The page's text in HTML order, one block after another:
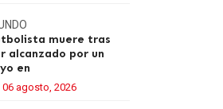
muere tras
alcanzado por un
en
06 agosto, 2026